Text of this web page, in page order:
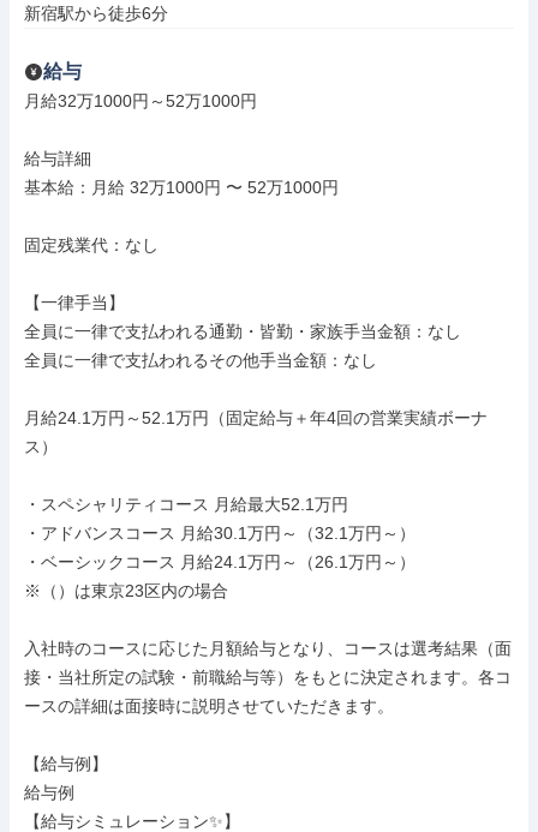
新宿駅から徒歩6分
給与
月給32万1000円～52万1000円
給与詳細
基本給：月給 32万1000円 〜 52万1000円
固定残業代：なし
【一律手当】
全員に一律で支払われる通勤・皆勤・家族手当金額：なし
全員に一律で支払われるその他手当金額：なし
月給24.1万円～52.1万円（固定給与＋年4回の営業実績ボーナ
ス）
・スペシャリティコース 月給最大52.1万円
・アドバンスコース 月給30.1万円～（32.1万円～）
・ベーシックコース 月給24.1万円～（26.1万円～）
※（）は東京23区内の場合
入社時のコースに応じた月額給与となり、コースは選考結果（面
接・当社所定の試験・前職給与等）をもとに決定されます。各コ
ースの詳細は面接時に説明させていただきます。
【給与例】
給与例
【給与シミュレーション✨】